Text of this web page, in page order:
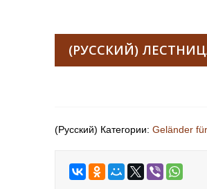
(РУССКИЙ)
(Русский) Категории: Geländer